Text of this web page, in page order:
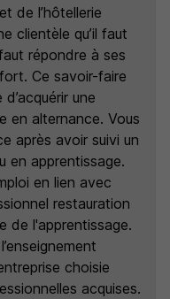
de l’hôtellerie
clientèle qu’il faut
répondre à ses
Ce savoir-faire
une
en alternance. Vous
après avoir suivi un
en apprentissage.
en lien avec
restauration
de l'apprentissage.
choisie
acquises.